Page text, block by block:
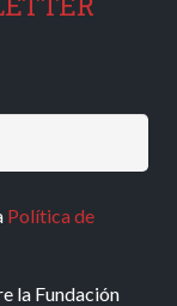
Política de
la Fundación